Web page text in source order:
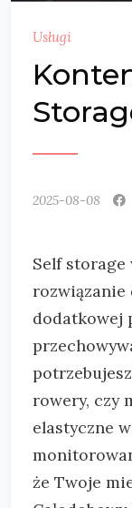
Usługi
2025-08-08
Self
rozwiązanie
dodatkowej
rowery, czy
elastyczne
że Twoje